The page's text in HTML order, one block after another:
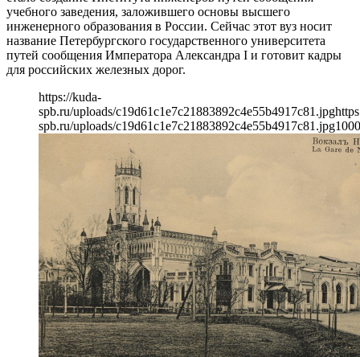
учебного заведения, заложившего основы высшего
инженерного образования в России. Сейчас этот вуз носит
название Петербургского государственного университета
путей сообщения Императора Александра I и готовит кадры
для российских железных дорог.
https://kuda-
spb.ru/uploads/c19d61c1e7c21883892c4e55b4917c81.jpg
spb.ru/uploads/c19d61c1e7c21883892c4e55b4917c81.jpg1000